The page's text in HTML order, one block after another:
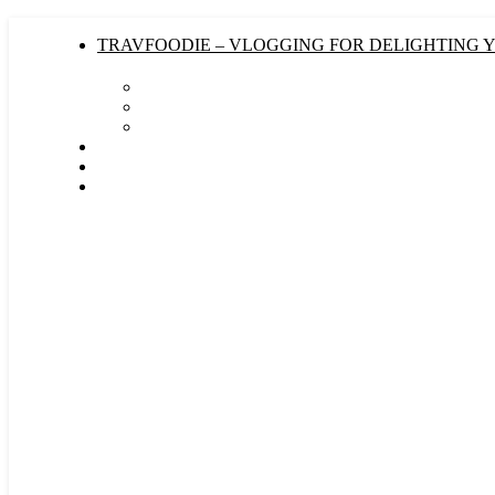
TRAVFOODIE – VLOGGING FOR DELIGHTING